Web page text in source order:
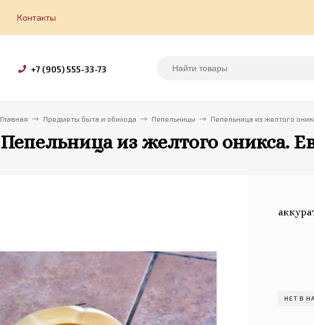
Контакты
+7 (905) 555-33-73
Главная Предметы быта и обихода Пепельницы Пепельница из желтого
Пепельница из желтого оникса.
НЕТ В